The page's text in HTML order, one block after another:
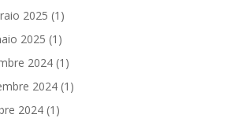
2025 (1)
2025 (1)
2024 (1)
2024 (1)
2024 (1)